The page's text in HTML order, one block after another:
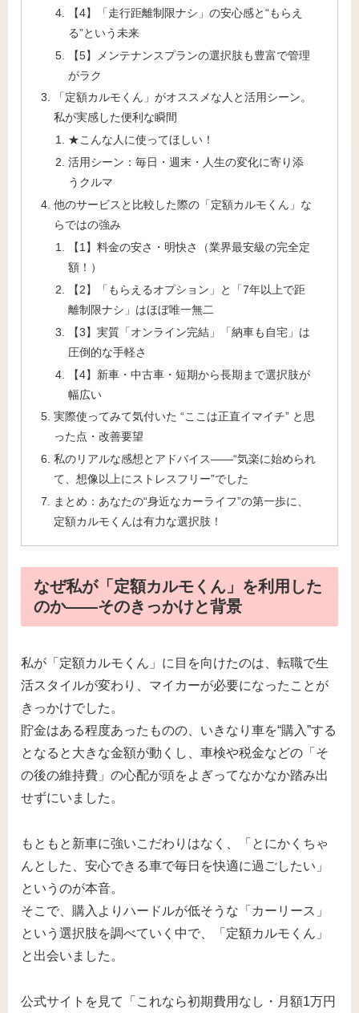
【4】「走行距離制限ナシ」の安心感と“もらえ
る”という未来
【5】メンテナンスプランの選択肢も豊富で管理
がラク
「定額カルモくん」がオススメな人と活用シーン。
私が実感した便利な瞬間
★こんな人に使ってほしい！
活用シーン：毎日・週末・人生の変化に寄り添
うクルマ
他のサービスと比較した際の「定額カルモくん」な
らではの強み
【1】料金の安さ・明快さ（業界最安級の完全定
額！）
【2】「もらえるオプション」と「7年以上で距
離制限ナシ」はほぼ唯一無二
【3】実質「オンライン完結」「納車も自宅」は
圧倒的な手軽さ
【4】新車・中古車・短期から長期まで選択肢が
幅広い
実際使ってみて気付いた “ここは正直イマイチ” と思
った点・改善要望
私のリアルな感想とアドバイス――“気楽に始められ
て、想像以上にストレスフリー”でした
まとめ：あなたの“身近なカーライフ”の第一歩に、
定額カルモくんは有力な選択肢！
なぜ私が「定額カルモくん」を利用した
のか――そのきっかけと背景
私が「定額カルモくん」に目を向けたのは、転職で生
活スタイルが変わり、マイカーが必要になったことが
きっかけでした。
貯金はある程度あったものの、いきなり車を“購入”する
となると大きな金額が動くし、車検や税金などの「そ
の後の維持費」の心配が頭をよぎってなかなか踏み出
せずにいました。
もともと新車に強いこだわりはなく、「とにかくちゃ
んとした、安心できる車で毎日を快適に過ごしたい」
というのが本音。
そこで、購入よりハードルが低そうな「カーリース」
という選択肢を調べていく中で、「定額カルモくん」
と出会いました。
公式サイトを見て「これなら初期費用なし・月額1万円